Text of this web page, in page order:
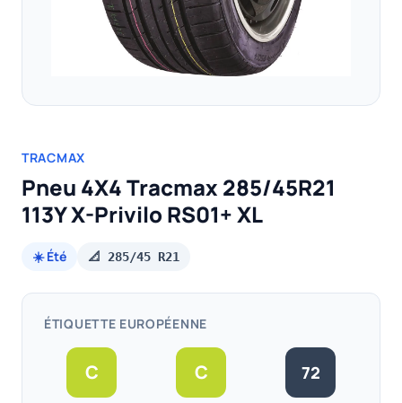
TRACMAX
Pneu 4X4 Tracmax 285/45R21
113Y X-Privilo RS01+ XL
☀️ Été 📐 285/45 R21
ÉTIQUETTE EUROPÉENNE
C C 72